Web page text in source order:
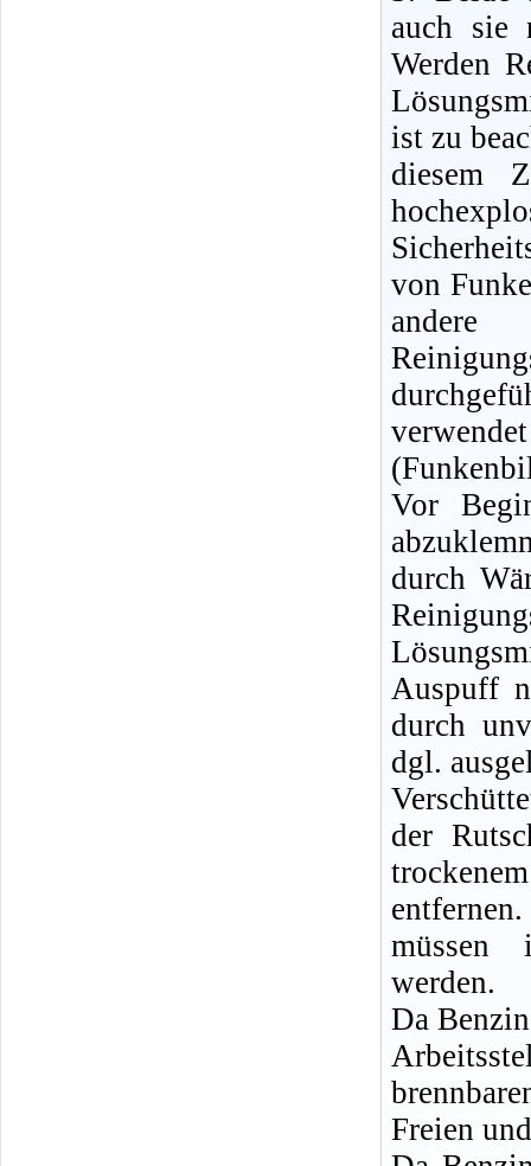
auch sie
Werden
ist zu
diesem
von
Vor
durch
Auspuff
durch
dgl.
der
müssen
werden.
Da
Freien